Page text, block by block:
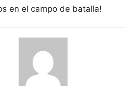
en el campo de batalla!